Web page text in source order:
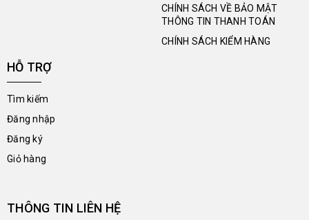
CHÍNH SÁCH VỀ BẢO MẬT
THÔNG TIN THANH TOÁN
CHÍNH SÁCH KIỂM HÀNG
HỖ TRỢ
Tìm kiếm
Đăng nhập
Đăng ký
Giỏ hàng
THÔNG TIN LIÊN HỆ